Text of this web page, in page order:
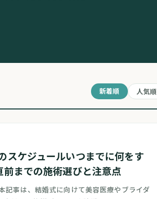
新着順 人気順
スケジュールいつまでに何をす
までの施術選びと注意点
記事は、結婚式に向けて美容医療やブライダ